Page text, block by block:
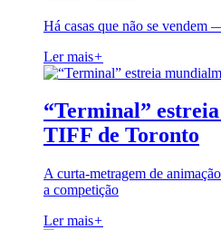
Há casas que não se vendem
Ler mais+
“Terminal”
TIFF de Toronto
A curta-metragem de
a competição
Ler mais+